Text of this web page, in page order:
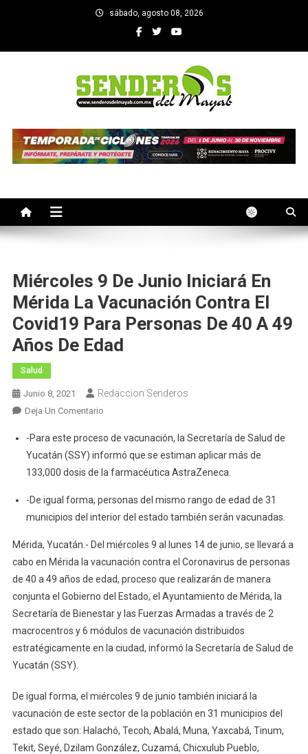
sábado, agosto 08, 2026
SENDEROS DEL MAYAB
Miércoles 9 De Junio Iniciará En
Mérida La Vacunación Contra El
Covid19 Para Personas De 40 A 49
Años De Edad
Salud
Junio 8, 2021 Redaccion Senderos
Deja Un ComentarioEn
9
De
Junio
En
Mérida
Contra
El
Covid19
Para
Personas
De
49
Años
De
Edad
-Para este proceso de vacunación, la Secretaría de Salud de
Yucatán (SSY) informó que se estiman aplicar más de
133,000 dosis de la farmacéutica AstraZeneca.
-De igual forma, personas del mismo rango de edad de 31
municipios del interior del estado también serán vacunadas.
Mérida, Yucatán.- Del miércoles 9 al lunes 14 de junio, se llevará a
cabo en Mérida la vacunación contra el Coronavirus de personas
de 40 a 49 años de edad, proceso que realizarán de manera
conjunta el Gobierno del Estado, el Ayuntamiento de Mérida, la
Secretaría de Bienestar y las Fuerzas Armadas a través de 2
macrocentros y 6 módulos de vacunación distribuidos
estratégicamente en la ciudad, informó la Secretaría de Salud de
Yucatán (SSY).
De igual forma, el miércoles 9 de junio también iniciará la
vacunación de este sector de la población en 31 municipios del
estado que son: Halachó, Tecoh, Abalá, Muna, Yaxcabá, Tinum,
Tekit, Seyé, Dzilam González, Cuzamá, Chicxulub Pueblo,